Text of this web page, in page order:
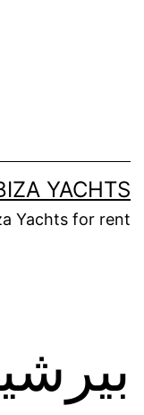
YACHTS
Yachts for rent